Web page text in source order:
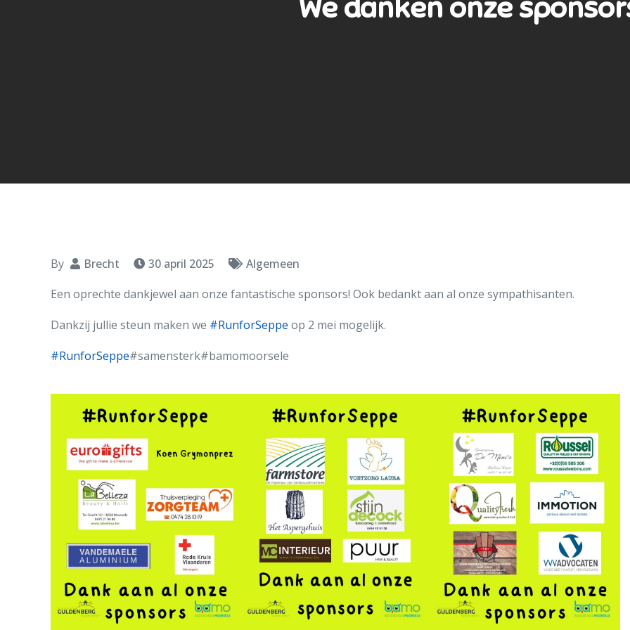
We danken onze
By Brecht 30 april 2025
Algemeen
Een oprechte dankjewel aan onze fantastische sponsors! Ook bedankt aan al onze sympathisanten.
Dankzij jullie steun maken we #RunforSeppe op 2 mei mogelijk.
#RunforSeppe#samensterk#bamomoorsele